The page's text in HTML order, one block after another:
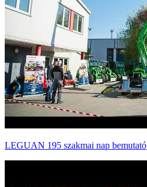
LEGUAN 195 szakmai nap bemutató